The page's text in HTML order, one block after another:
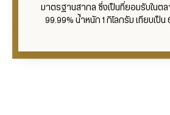
มาตรฐานสากล ซึ่งเป็นที่ยอมรับในตล
99.99% น้ำหนัก 1 กิโลกรัม เทียบเป็